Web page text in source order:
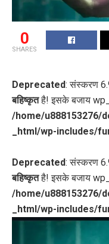
0
SHARES
Deprecated: संस्करण
बहिष्कृतहै! इसके बजाय
/home/u888153276/
_html/wp-includes/
Deprecated: संस्करण
बहिष्कृतहै! इसके बजाय
/home/u888153276/
_html/wp-includes/